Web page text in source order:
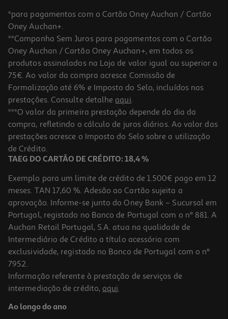
*para pagamentos com o Cartão Oney Auchan / Cartão
Oney Auchan+.
**Campanha Sem Juros para pagamentos com o Cartão
Oney Auchan / Cartão Oney Auchan+, em todos os
produtos assinalados na Loja de valor igual ou superior a
75€. Ao valor da compra acresce Comissão de
Formalização até 6% e Imposto do Selo, incluídos nas
prestações. Consulte detalhe aqui.
***O valor da primeira prestação depende do dia da
compra, refletindo o cálculo de juros diários. Ao valor das
prestações acresce o Imposto do Selo sobre a utilização
de Crédito.
TAEG DO CARTÃO DE CRÉDITO: 18,4 %
Exemplo para um limite de crédito de 1.500€ pago em 12
meses. TAN 17,60 %. Adesão ao Cartão sujeita a
aprovação. Informe-se junto do Oney Bank – Sucursal em
Portugal, registado no Banco de Portugal com o nº 881. A
Auchan Retail Portugal, S.A. atua na qualidade de
Intermediário de Crédito a título acessório com
exclusividade, registado no Banco de Portugal com o nº
7952.
Informação referente à prestação de serviços de
intermediação de crédito, aqui.
Ao longo do ano